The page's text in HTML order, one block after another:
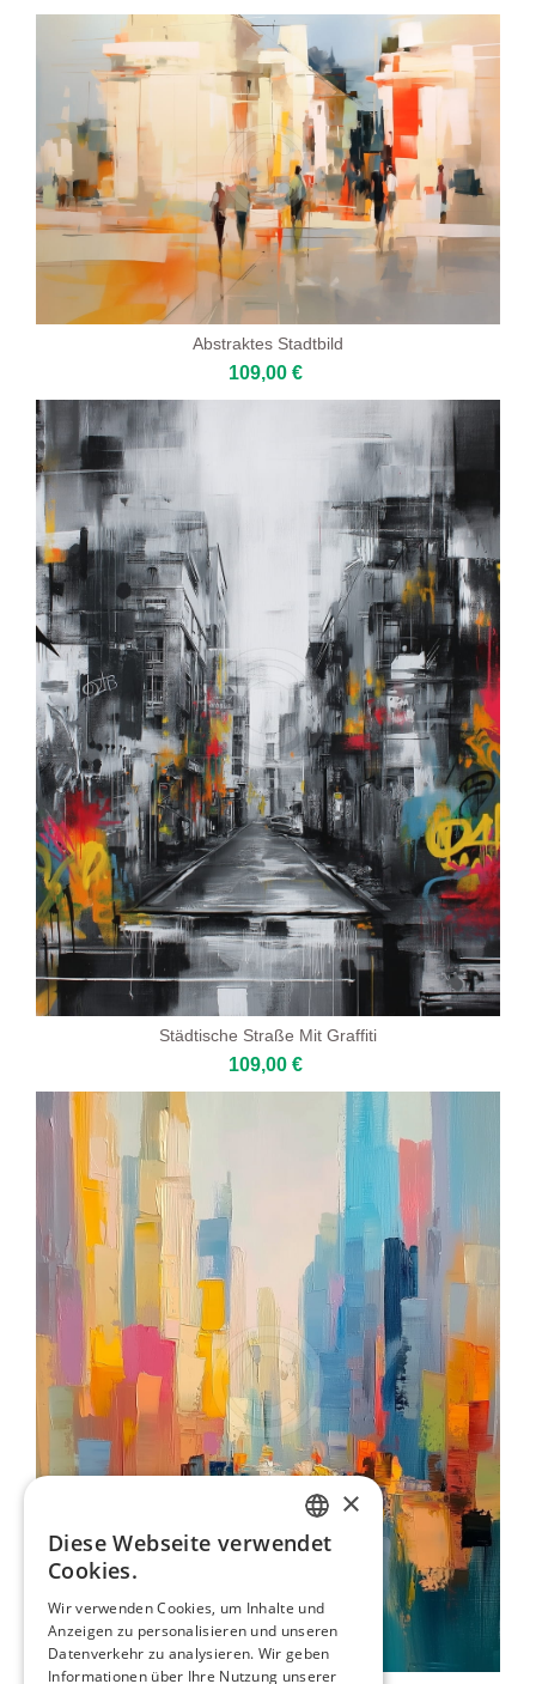
Abstraktes Stadtbild
109,00 €
Städtische Straße Mit Graffiti
109,00 €
ENGLISH
GERMAN
FRENCH
×
Diese Webseite verwendet
Cookies.
Wir verwenden Cookies, um Inhalte und
Anzeigen zu personalisieren und unseren
Datenverkehr zu analysieren. Wir geben
Informationen über Ihre Nutzung unserer